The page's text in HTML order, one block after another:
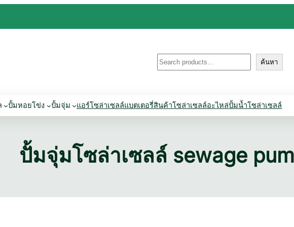
ค้นหา ค้นหา
ปั้มหอยโข่ง ปั้มจุ่ม แอร์โซล่าเซลล์แบตเตอรี่สินค้าโซล่าเซลล์อะไหล่ปั้มน้ำโซล่าเซลล์
ปั้มจุ่มโซล่าเซลล์ sewage